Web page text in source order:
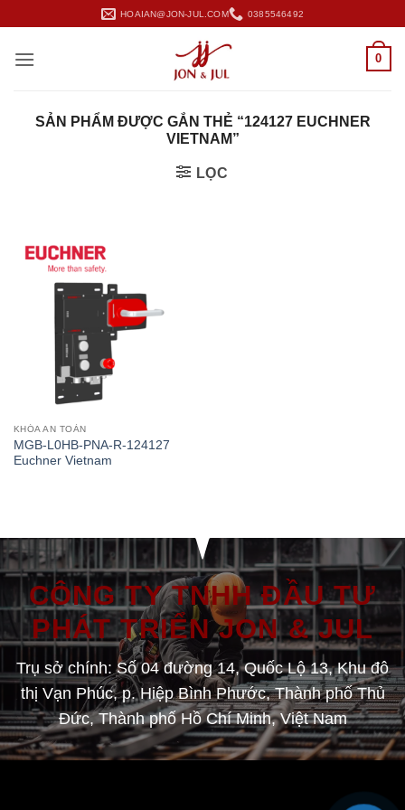
nội
HOAIAN@JON-JUL.COM 0385546492
0
SẢN PHẨM ĐƯỢC GẮN THẺ “124127 EUCHNER
VIETNAM”
LỌC
KHÓA AN TOÀN
MGB-L0HB-PNA-R-124127
Euchner Vietnam
CÔNG TY TNHH ĐẦU TƯ
PHÁT TRIỂN JON & JUL
Trụ sở chính: Số 04 đường 14, Quốc Lộ 13, Khu đô
thị Vạn Phúc, p. Hiệp Bình Phước, Thành phố Thủ
Đức, Thành phố Hồ Chí Minh, Việt Nam